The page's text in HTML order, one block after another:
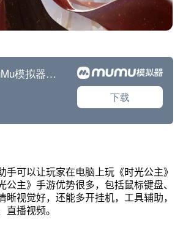
手可以让玩家在电脑上玩《时光公主》
公主》手游优势很多，包括鼠标键盘、
晰视觉好，还能多开挂机，工具辅助，
直播视频。